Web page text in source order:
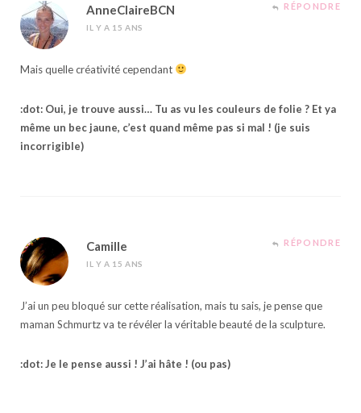
AnneClaireBCN
IL Y A 15 ANS
RÉPONDRE
Mais quelle créativité cependant
:dot: Oui, je trouve aussi… Tu as vu les couleurs de folie ? Et ya
même un bec jaune, c’est quand même pas si mal ! (je suis
incorrigible)
Camille
IL Y A 15 ANS
RÉPONDRE
J’ai un peu bloqué sur cette réalisation, mais tu sais, je pense que
maman Schmurtz va te révéler la véritable beauté de la sculpture.
:dot: Je le pense aussi ! J’ai hâte ! (ou pas)